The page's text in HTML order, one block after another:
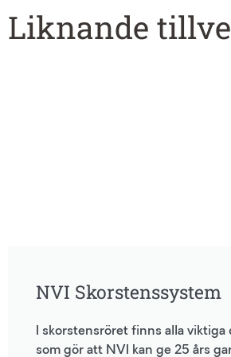
Liknande
NVI Skorstenssystem
I skorstensröret finns alla viktiga
som gör att NVI kan ge 25 års